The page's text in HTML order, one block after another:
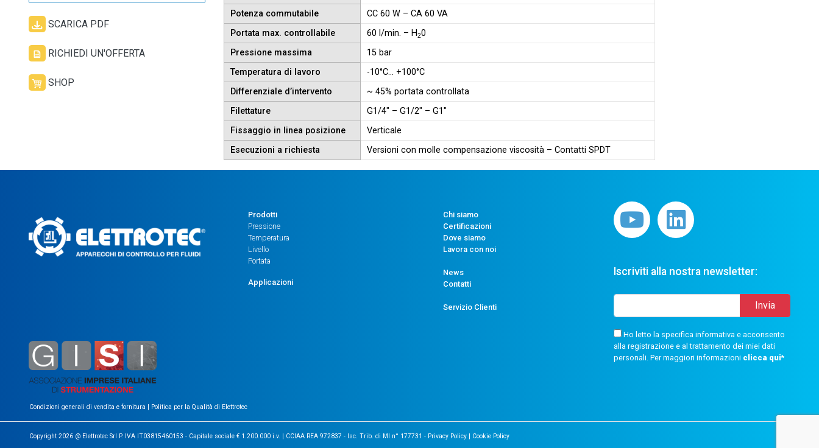
SCARICA PDF
RICHIEDI UN'OFFERTA
SHOP
Potenza commutabile
CC 60 W – CA 60 VA
Portata max. controllabile
60 l/min. – H20
Pressione massima
15 bar
Temperatura di lavoro
-10°C… +100°C
Differenziale d’intervento
~ 45% portata controllata
Filettature
G1/4″ – G1/2″ – G1″
Fissaggio in linea posizione
Verticale
Esecuzioni a richiesta
Versioni con molle compensazione viscosità – Contatti SPDT
Prodotti
Pressione
Temperatura
Livello
Portata
Applicazioni
Chi siamo
Certificazioni
Dove siamo
Lavora con noi
News
Contatti
Servizio Clienti
Iscriviti alla nostra newsletter:
Ho letto la specifica informativa e acconsento
alla registrazione e al trattamento dei miei dati
personali. Per maggiori informazioni clicca qui*
Condizioni generali di vendita e fornitura | Politica per la Qualità di Elettrotec
Copyright 2026 @ Elettrotec Srl P. IVA IT03815460153 - Capitale sociale € 1.200.000 i.v. | CCIAA REA 972837 - Isc. Trib. di MI n° 177731 - Privacy Policy | Cookie Policy